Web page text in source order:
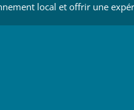
local et offrir une